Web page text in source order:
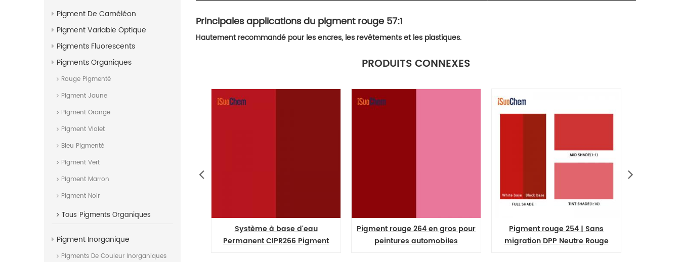
Principales applications du pigment rouge 57:1
Hautement recommandé pour les encres, les revêtements et les plastiques.
PRODUITS CONNEXES
fabricant :
Système à base d'eau
Permanent CIPR266 Pigment
Pigment rouge 264 en gros pour
peintures automobiles
Pigment rouge 254 | Sans
migration DPP Neutre Rouge
Pigment De Caméléon
Pigment Variable Optique
Pigments Fluorescents
Pigments Organiques
Rouge Pigmenté
Pigment Jaune
Pigment Orange
Pigment Violet
Bleu Pigmenté
Pigment Vert
Pigment Marron
Pigment Noir
Tous Pigments Organiques
Pigment Inorganique
Pigments De Couleur Inorganiques